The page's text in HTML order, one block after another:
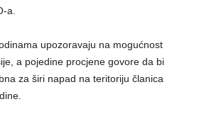
a.
upozoravaju na mogućnost
a pojedine procjene govore da bi
za širi napad na teritoriju članica